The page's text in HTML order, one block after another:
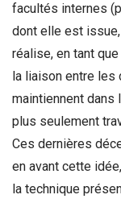
facultés internes
dont elle est
réalise, en tant
la liaison entre les
maintiennent dans
plus seulement
Ces dernières
en avant cette
la technique